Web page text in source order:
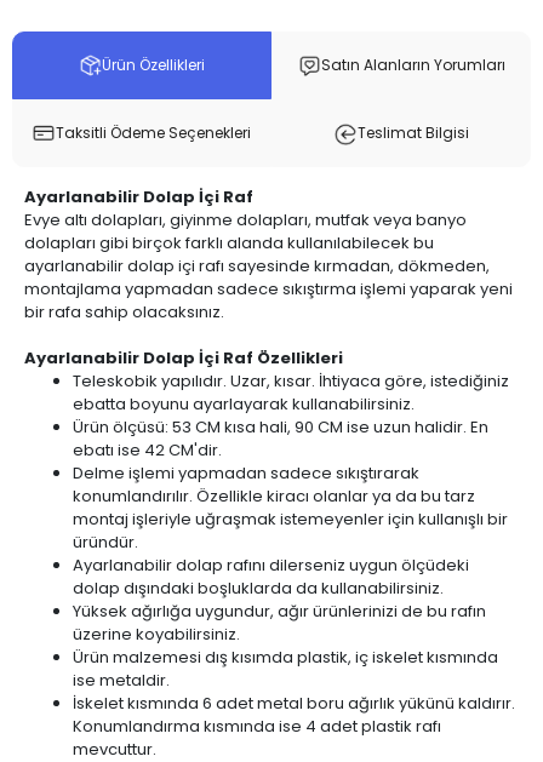
Ürün Özellikleri Satın Alanların Yorumları
Taksitli Ödeme Seçenekleri Teslimat Bilgisi
Ayarlanabilir Dolap İçi Raf
Evye altı dolapları, giyinme dolapları, mutfak veya banyo
dolapları gibi birçok farklı alanda kullanılabilecek bu
ayarlanabilir dolap içi rafı sayesinde kırmadan, dökmeden,
montajlama yapmadan sadece sıkıştırma işlemi yaparak yeni
bir rafa sahip olacaksınız.
Ayarlanabilir Dolap İçi Raf Özellikleri
Teleskobik yapılıdır. Uzar, kısar. İhtiyaca göre, istediğiniz
ebatta boyunu ayarlayarak kullanabilirsiniz.
Ürün ölçüsü: 53 CM kısa hali, 90 CM ise uzun halidir. En
ebatı ise 42 CM'dir.
Delme işlemi yapmadan sadece sıkıştırarak
konumlandırılır. Özellikle kiracı olanlar ya da bu tarz
montaj işleriyle uğraşmak istemeyenler için kullanışlı bir
üründür.
Ayarlanabilir dolap rafını dilerseniz uygun ölçüdeki
dolap dışındaki boşluklarda da kullanabilirsiniz.
Yüksek ağırlığa uygundur, ağır ürünlerinizi de bu rafın
üzerine koyabilirsiniz.
Ürün malzemesi dış kısımda plastik, iç iskelet kısmında
ise metaldir.
İskelet kısmında 6 adet metal boru ağırlık yükünü kaldırır.
Konumlandırma kısmında ise 4 adet plastik rafı
mevcuttur.